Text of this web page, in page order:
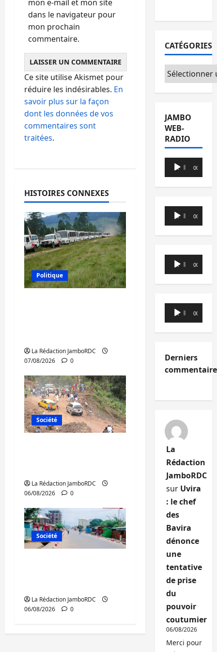
mon e-mail et mon site
dans le navigateur pour
mon prochain
commentaire.
Ce site utilise Akismet pour
réduire les indésirables. En
savoir plus sur la façon
dont les données de vos
commentaires sont
traitées.
HISTOIRES CONNEXES
Politique
La Rédaction JamboRDC
07/08/2026
0
Société
La Rédaction JamboRDC
06/08/2026
0
Société
La Rédaction JamboRDC
06/08/2026
0
CATÉGORIES
Catégories
JAMBO
WEB-
RADIO
Lecteur
audio
00:00 00:00
Lecteur
audio
00:00 00:00
Lecteur
audio
00:00 00:00
Lecteur
audio
00:00 00:00
Derniers
La
Rédaction
JamboRDC
sur Uvira
: le chef
des
Bavira
dénonce
une
tentative
de prise
du
pouvoir
coutumier
06/08/2026
Merci pour